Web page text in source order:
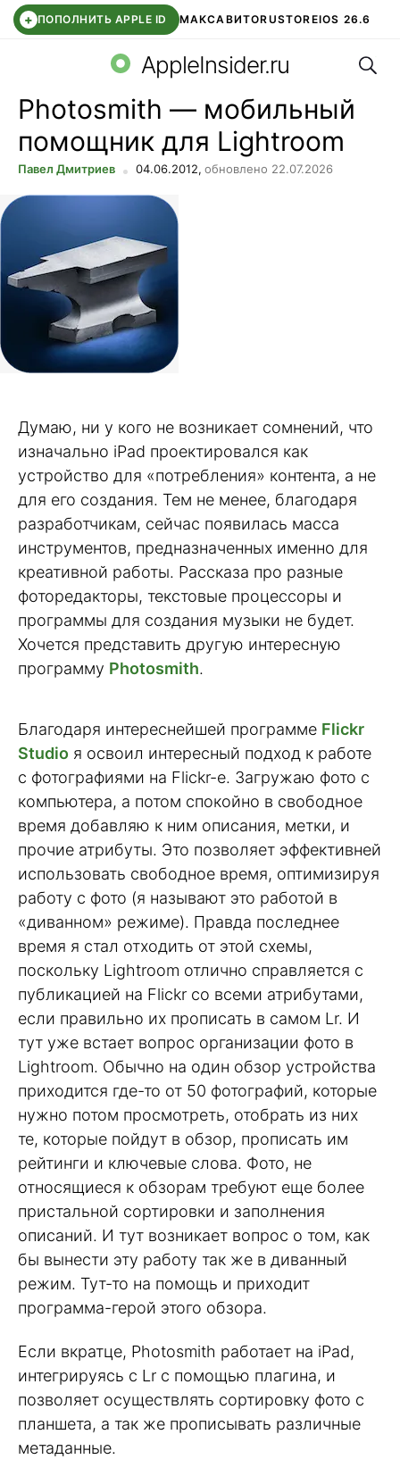
+ ПОПОЛНИТЬ APPLE ID МАКСАВИТОRUSTOREIOS 26.6
СБЕР КИДС ВТБ ОНЛАЙН ЧАТ В ROBLOX
AppleInsider.ru
Photosmith — мобильный
помощник для Lightroom
Павел Дмитриев 04.06.2012, обновлено 22.07.2026
Думаю, ни у кого не возникает сомнений, что
изначально iPad проектировался как
устройство для «потребления» контента, а не
для его создания. Тем не менее, благодаря
разработчикам, сейчас появилась масса
инструментов, предназначенных именно для
креативной работы. Рассказа про разные
фоторедакторы, текстовые процессоры и
программы для создания музыки не будет.
Хочется представить другую интересную
программу Photosmith.
Благодаря интереснейшей программе Flickr
Studio я освоил интересный подход к работе
с фотографиями на Flickr-е. Загружаю фото с
компьютера, а потом спокойно в свободное
время добавляю к ним описания, метки, и
прочие атрибуты. Это позволяет эффективней
использовать свободное время, оптимизируя
работу с фото (я называют это работой в
«диванном» режиме). Правда последнее
время я стал отходить от этой схемы,
поскольку Lightroom отлично справляется с
публикацией на Flickr со всеми атрибутами,
если правильно их прописать в самом Lr. И
тут уже встает вопрос организации фото в
Lightroom. Обычно на один обзор устройства
приходится где-то от 50 фотографий, которые
нужно потом просмотреть, отобрать из них
те, которые пойдут в обзор, прописать им
рейтинги и ключевые слова. Фото, не
относящиеся к обзорам требуют еще более
пристальной сортировки и заполнения
описаний. И тут возникает вопрос о том, как
бы вынести эту работу так же в диванный
режим. Тут-то на помощь и приходит
программа-герой этого обзора.
Если вкратце, Photosmith работает на iPad,
интегрируясь с Lr с помощью плагина, и
позволяет осуществлять сортировку фото с
планшета, а так же прописывать различные
метаданные.